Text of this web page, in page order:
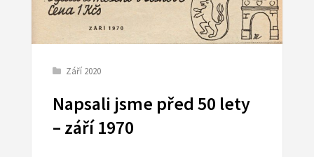
Září 2020
Napsali jsme před 50 lety
– září 1970